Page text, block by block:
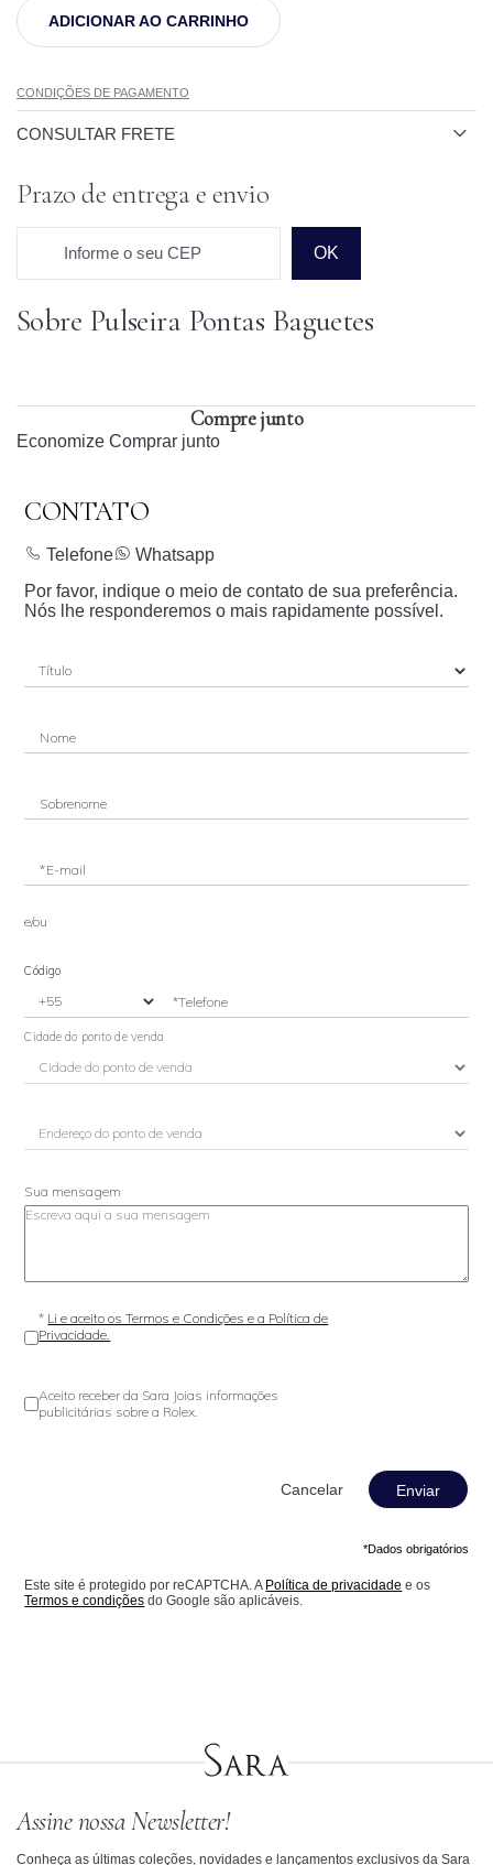
ADICIONAR AO CARRINHO
CONDIÇÕES DE PAGAMENTO
CONSULTAR FRETE
Prazo de entrega e envio
Informe o seu CEP OK
Prazo para o CEP
Sobre Pulseira Pontas Baguetes
Compre junto
Economize Comprar junto
CONTATO
Telefone
Whatsapp
Por favor, indique o meio de contato de sua preferência.
Nós lhe responderemos o mais rapidamente possível.
Nome
Sobrenome
*E-mail
e/ou
Código
*Telefone
Cidade do ponto de venda
Sua mensagem
* Li e aceito os Termos e Condições e a Política de
Privacidade.
Aceito receber da Sara Joias informações
publicitárias sobre a Rolex.
Enviar
*Dados obrigatórios
Este site é protegido por reCAPTCHA. A Política de privacidade e os
Termos e condições do Google são aplicáveis.
Assine nossa Newsletter!
Conheça as últimas coleções, novidades e lançamentos exclusivos da Sara